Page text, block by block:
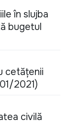
în slujba
bugetul
cetățenii
2021)
civilă